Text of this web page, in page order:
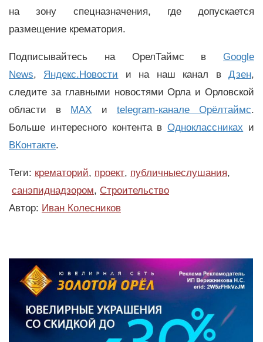
на зону спецназначения, где допускается
размещение крематория.
Подписывайтесь на ОрелТаймс в Google
News, Яндекс.Новости и на наш канал вДзен,
следите за главными новостями Орла и Орловской
области в MAX и telegram-канале Орёлтаймс.
Больше интересного контента вОдноклассниках и
ВКонтакте.
Теги: крематорий, проект, публичныеслушания,
санэпиднадзором, Строительство
Автор: Иван Колесников